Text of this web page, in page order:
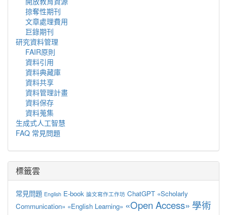
掠奪性期刊
文章處理費用
巨錄期刊
研究資料管理
FAIR原則
資料引用
資料典藏庫
資料共享
資料管理計畫
資料保存
資料蒐集
生成式人工智慧
FAQ 常見問題
標籤雲
常見問題 English E-book 論文寫作工作坊 ChatGPT «Scholarly
Communication» «English Learning» «Open Access» 學術